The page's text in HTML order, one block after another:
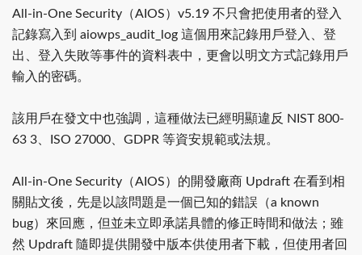
All-in-One Security（AIOS）v5.19 不只會把使用者的登入
記錄寫入到 aiowps_audit_log 這個用來記錄用戶登入、登
出、登入失敗等事件的資料表中，更會以明文方式記錄用戶
輸入的密碼。
該用戶在發文中也強調，這種做法已經明顯違反 NIST 800-
63 3、ISO 27000、GDPR 等資安規範或法規。
All-in-One Security（AIOS）的開發廠商 Updraft 在看到相
關貼文後，先是以該問題是一個已知的錯誤（a known
bug）來回應，但並未立即承諾具體的修正時間和做法；雖
然 Updraft 隨即提供開發中版本供使用者下載，但使用者回